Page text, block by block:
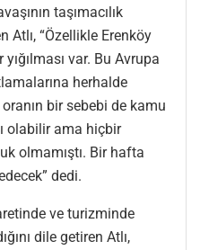
taşımacılık
Atlı, “Özellikle Erenköy
var. Bu Avrupa
herhalde
bir sebebi de kamu
olabilir ama hiçbir
olmamıştı. Bir hafta
dedi.
ve turizminde
dile getiren Atlı,